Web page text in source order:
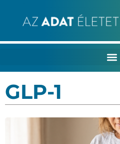
GLP-1